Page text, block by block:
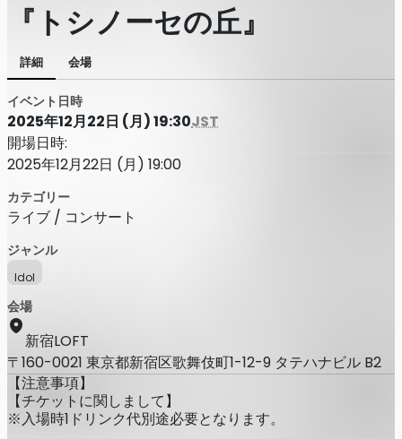
『トシノーセの丘』
詳細 会場
イベント日時
2025年12月22日 (月) 19:30JST
開場日時:
2025年12月22日 (月) 19:00
カテゴリー
ライブ / コンサート
ジャンル
Idol
会場
新宿LOFT
〒160-0021 東京都新宿区歌舞伎町1-12-9 タテハナビル B2
【注意事項】
【チケットに関しまして】
※入場時1ドリンク代別途必要となります。